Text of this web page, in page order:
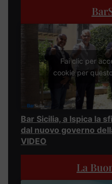
Fai clic per
cookie per
Bar Sicilia, a Ispica la
dal nuovo governo
VIDEO
La